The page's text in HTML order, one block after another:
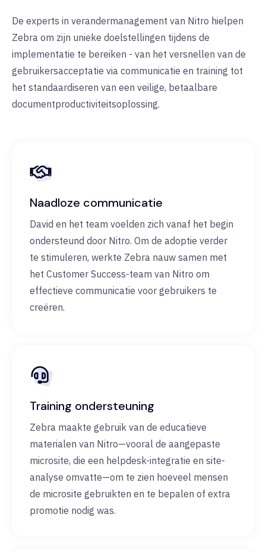
De experts in verandermanagement van Nitro hielpen
Zebra om zijn unieke doelstellingen tijdens de
implementatie te bereiken - van het versnellen van de
gebruikersacceptatie via communicatie en training tot
het standaardiseren van een veilige, betaalbare
documentproductiviteitsoplossing.
Naadloze communicatie
David en het team voelden zich vanaf het begin
ondersteund door Nitro. Om de adoptie verder
te stimuleren, werkte Zebra nauw samen met
het Customer Success-team van Nitro om
effectieve communicatie voor gebruikers te
creëren.
Training ondersteuning
Zebra maakte gebruik van de educatieve
materialen van Nitro—vooral de aangepaste
microsite, die een helpdesk-integratie en site-
analyse omvatte—om te zien hoeveel mensen
de microsite gebruikten en te bepalen of extra
promotie nodig was.